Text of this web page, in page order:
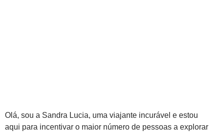
Olá, sou a Sandra Lucia, uma viajante incurável e estou
aqui para incentivar o maior número de pessoas a explorar